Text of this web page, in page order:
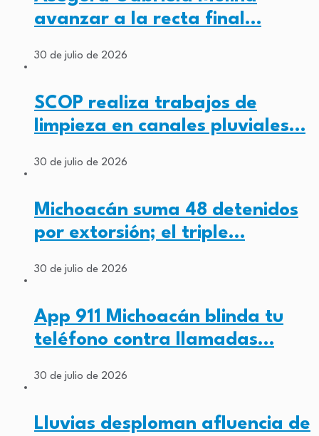
avanzar a la recta final…
30 de julio de 2026
SCOP realiza trabajos de
limpieza en canales pluviales…
30 de julio de 2026
Michoacán suma 48 detenidos
por extorsión; el triple…
30 de julio de 2026
App 911 Michoacán blinda tu
teléfono contra llamadas…
30 de julio de 2026
Lluvias desploman afluencia de